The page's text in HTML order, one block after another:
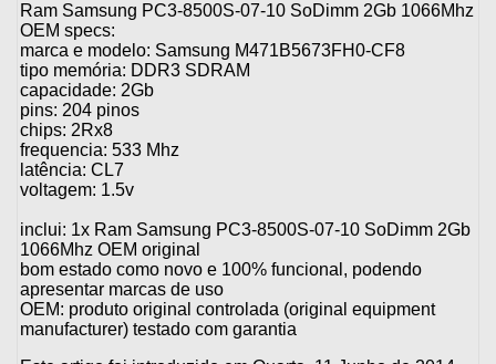
Ram Samsung PC3-8500S-07-10 SoDimm 2Gb 1066Mhz
OEM specs:
marca e modelo: Samsung M471B5673FH0-CF8
tipo memória: DDR3 SDRAM
capacidade: 2Gb
pins: 204 pinos
chips: 2Rx8
frequencia: 533 Mhz
latência: CL7
voltagem: 1.5v
inclui: 1x Ram Samsung PC3-8500S-07-10 SoDimm 2Gb
1066Mhz OEM original
bom estado como novo e 100% funcional, podendo
apresentar marcas de uso
OEM: produto original controlada (original equipment
manufacturer) testado com garantia